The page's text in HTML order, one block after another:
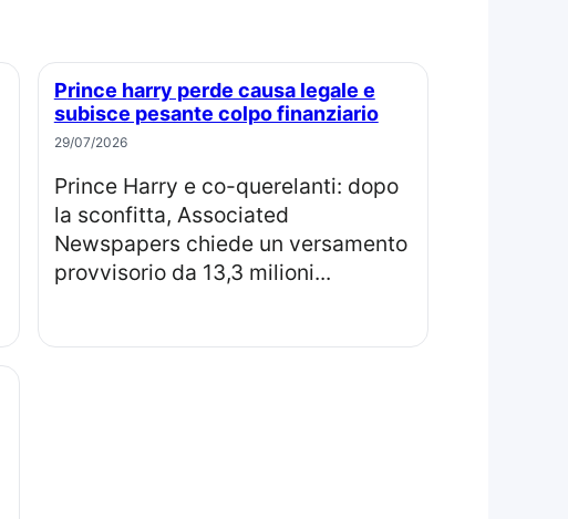
Prince harry perde causa legale e
subisce pesante colpo finanziario
29/07/2026
Prince Harry e co-querelanti: dopo
la sconfitta, Associated
Newspapers chiede un versamento
provvisorio da 13,3 milioni...